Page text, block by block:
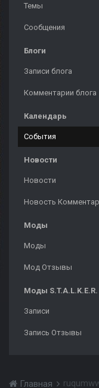
Темы
Сообщения
Блоги
Записи блога
Комментарии блога
Календарь
События
Новости
Новости
Новость
Моды
Моды
Мод Отзывы
Моды S.T.A.L.K.E.R.
Записи
Запись Отзывы
Главная